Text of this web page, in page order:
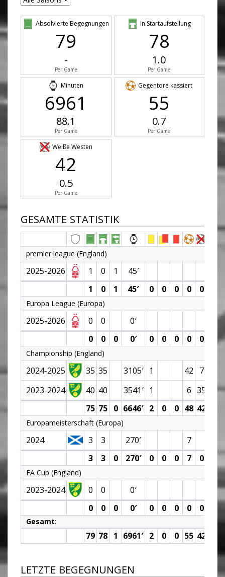
Absolvierte Begegnungen
79
-
Per Game
In Startaufstellung
78
1.0
Per Game
Minuten
6961
88.1
Per Game
Gegentore kassiert
55
0.7
Per Game
Weiße Westen
42
0.5
Per Game
GESAMTE STATISTIK
premier league (England)
2025-2026 1 0 1 45′
1 0 1 45′ 0 0 0 0 0
Europa League (Europa)
2025-2026 0 0
0′
0
0 0 0′ 0 0 0 0 0
Championship (England)
2024-2025 35 35 3105′ 1 42 7
2023-2024 40 40 3541′ 1 6 35
75 75 0 6646′ 2 0 0 48 42
Europameisterschaft (Europa)
2024 3 3 270′
7
3
3 0 270′ 0 0 0 7 0
FA Cup (England)
2023-2024 0 0
0′
0
0 0 0′ 0 0 0 0 0
Gesamt:
79 78 1 6961′ 2 0 0 55 42
LETZTE BEGEGNUNGEN